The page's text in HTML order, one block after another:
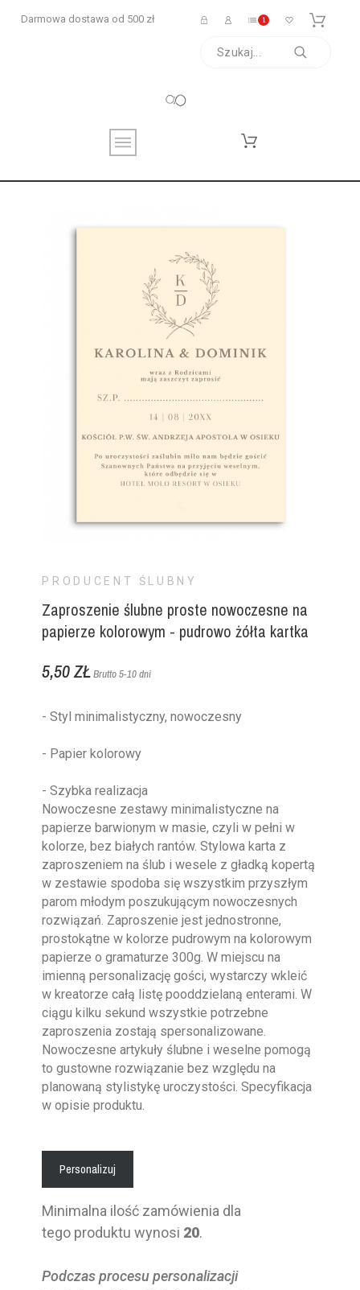
Darmowa dostawa od 500 zł 1
PRODUCENT ŚLUBNY
Zaproszenie ślubne proste nowoczesne na
papierze kolorowym - pudrowo żółta kartka
5,50 ZŁ Brutto5-10 dni
- Styl minimalistyczny, nowoczesny
- Papier kolorowy
- Szybka realizacja
Nowoczesne zestawy minimalistyczne na
papierze barwionym w masie, czyli w pełni w
kolorze, bez białych rantów. Stylowa karta z
zaproszeniem na ślub i wesele z gładką kopertą
w zestawie spodoba się wszystkim przyszłym
parom młodym poszukującym nowoczesnych
rozwiązań. Zaproszenie jest jednostronne,
prostokątne w kolorze pudrowym na kolorowym
papierze o gramaturze 300g. W miejscu na
imienną personalizację gości, wystarczy wkleić
w kreatorze całą listę pooddzielaną enterami. W
ciągu kilku sekund wszystkie potrzebne
zaproszenia zostają spersonalizowane.
Nowoczesne artykuły ślubne i weselne pomogą
to gustowne rozwiązanie bez względu na
planowaną stylistykę uroczystości. Specyfikacja
w opisie produktu.
Personalizuj
Minimalna ilość zamówienia dla
tego produktu wynosi 20.
Podczas procesu personalizacji